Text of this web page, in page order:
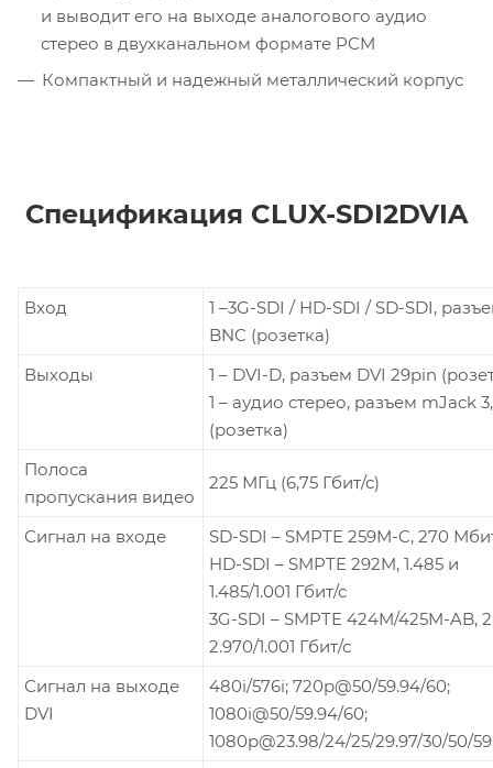
и выводит его на выходе аналогового аудио
стерео в двухканальном формате PCM
Компактный и надежный металлический корпус
Спецификация CLUX-SDI2DVIA
Вход
1 –3G-SDI / HD-SDI / SD-SDI,
BNC (розетка)
Выходы
1 – DVI-D, разъем DVI 29pin
1 – аудио стерео, разъем mJack
(розетка)
Полоса
пропускания видео
225 МГц (6,75 Гбит/с)
Сигнал на входе
SD-SDI – SMPTE 259M-C, 270
HD-SDI – SMPTE 292M, 1.485 и
1.485/1.001 Гбит/с
3G-SDI – SMPTE 424M/425M-AB,
2.970/1.001 Гбит/с
Сигнал на выходе
DVI
480i/576i; 720p@50/59.94/60;
1080i@50/59.94/60;
1080p@23.98/24/25/29.97/30/50/